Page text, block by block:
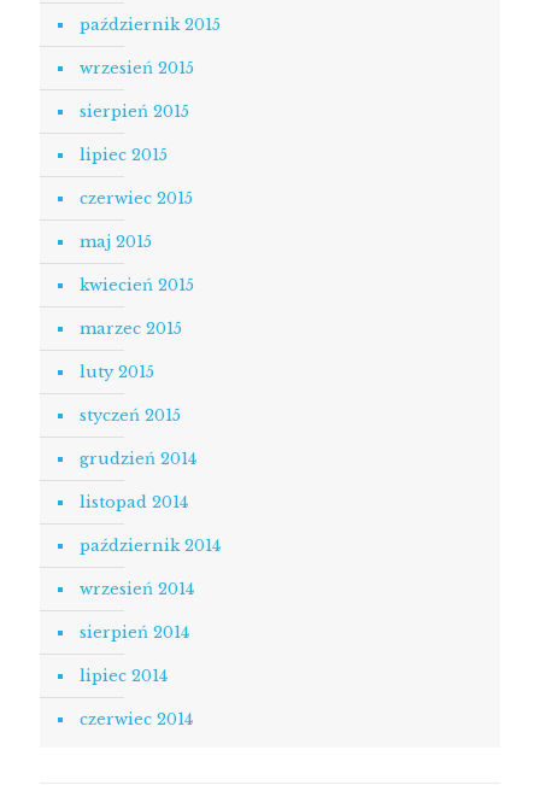
październik 2015
wrzesień 2015
sierpień 2015
lipiec 2015
czerwiec 2015
maj 2015
kwiecień 2015
marzec 2015
luty 2015
styczeń 2015
grudzień 2014
listopad 2014
październik 2014
wrzesień 2014
sierpień 2014
lipiec 2014
czerwiec 2014